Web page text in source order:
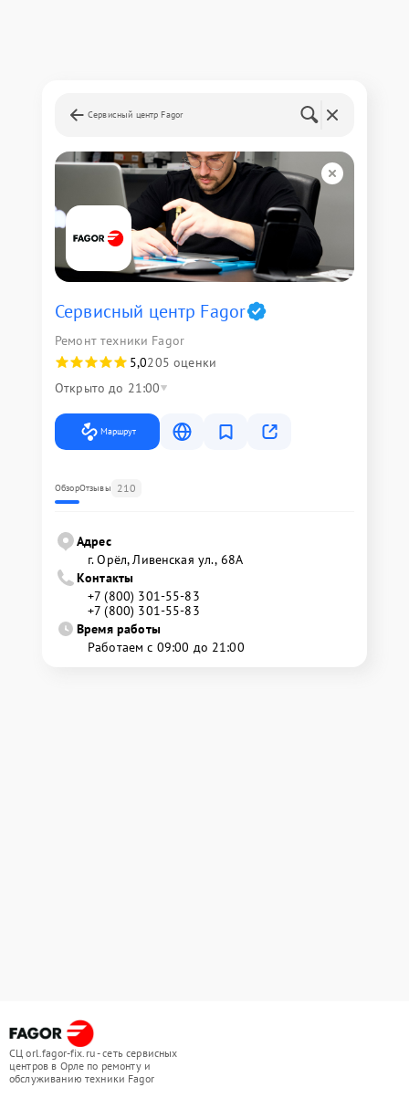
Сервисный центр Fagor
Сервисный центр Fagor
Ремонт техники Fagor
5,0205 оценки
Открыто до 21:00
Маршрут
ОбзорОтзывы 210
Адрес
г. Орёл, Ливенская ул., 68А
Контакты
+7 (800) 301-55-83
+7 (800) 301-55-83
Время работы
Работаем с 09:00 до 21:00
СЦ orl.fagor-fix.ru - сеть сервисных
центров в Орле по ремонту и
обслуживанию техники Fagor